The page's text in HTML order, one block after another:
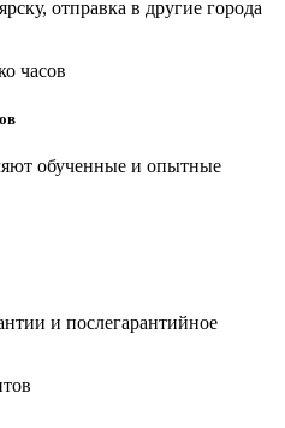
отправка в другие города
обученные и опытные
и послегарантийное